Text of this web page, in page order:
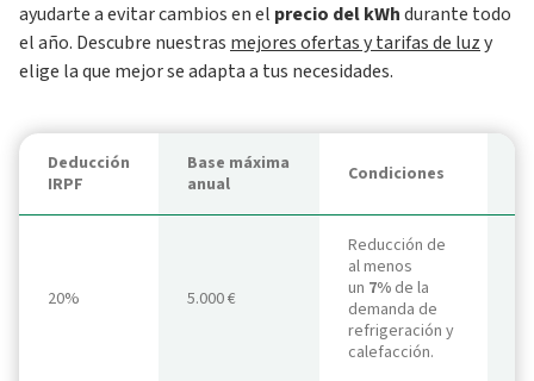
ayudarte a evitar cambios en el precio del kWhdurante todo
el año. Descubre nuestras mejores ofertas y tarifas de luzy
elige la que mejor se adapta a tus necesidades.
Deducción
IRPF
Base máxima
anual
Condiciones
20% 5.000 €
Reducción de
al menos
un 7% de la
demanda de
refrigeración y
calefacción.